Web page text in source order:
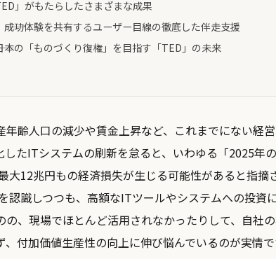
」がもたらしたさまざまな成果
――成功体験を共有するユーザー目線の徹底した伴走支援
本の「ものづくり復権」を目指す「TED」の未来
年齢人口の減少や賃金上昇など、これまでにない経
したITシステムの刷新を怠ると、いわゆる「2025年
大12兆円もの経済損失が生じる可能性があると指摘
認識しつつも、高額なITツールやシステムへの投資
の、現場でほとんど活用されなかったりして、自社
付加価値生産性の向上に伸び悩んでいるのが実情で